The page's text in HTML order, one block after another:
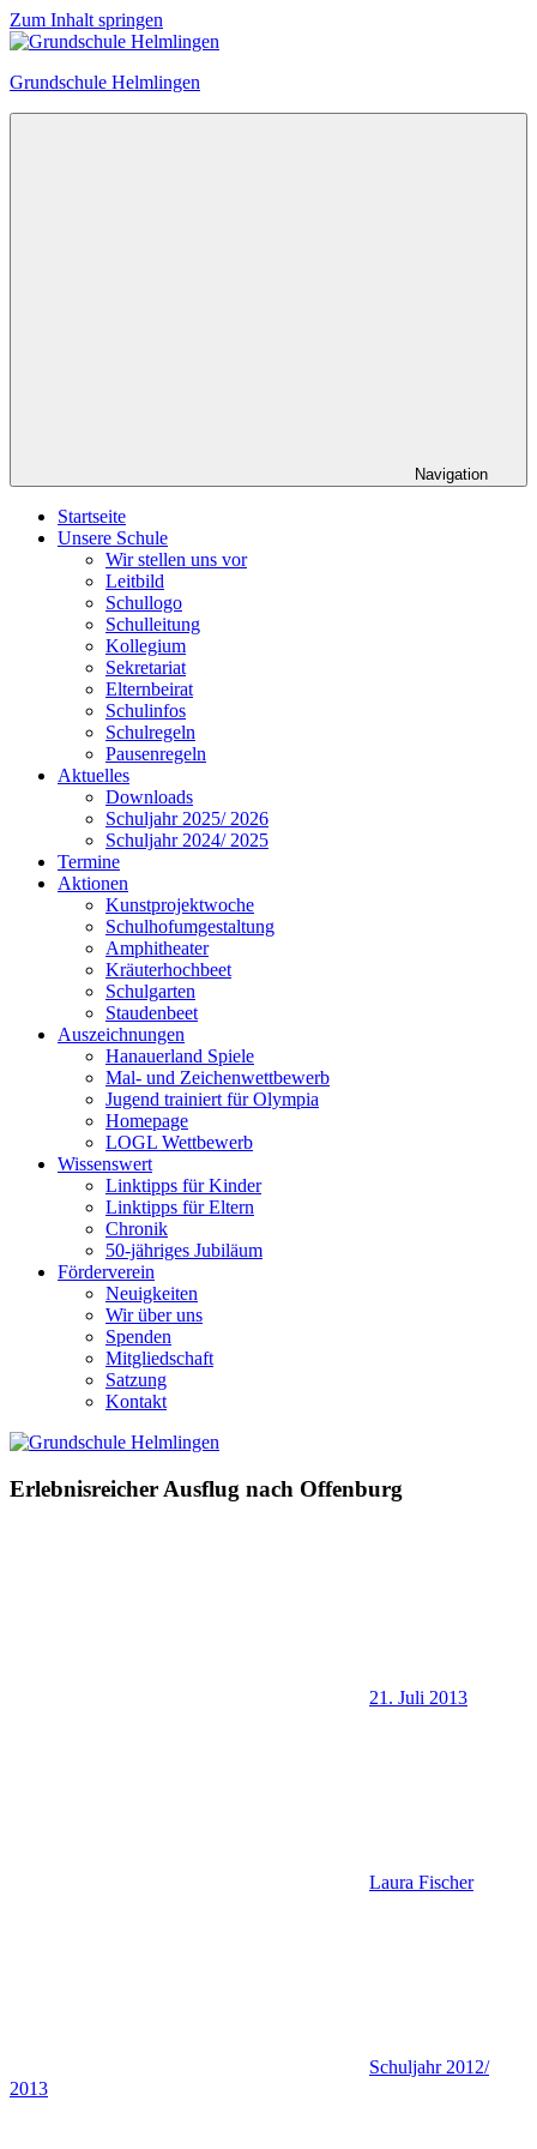
Zum Inhalt springen
Grundschule Helmlingen
Navigation
Startseite
Unsere Schule
Wir stellen uns vor
Leitbild
Schullogo
Schulleitung
Kollegium
Sekretariat
Elternbeirat
Schulinfos
Schulregeln
Pausenregeln
Aktuelles
Downloads
Schuljahr 2025/ 2026
Schuljahr 2024/ 2025
Termine
Aktionen
Kunstprojektwoche
Schulhofumgestaltung
Amphitheater
Kräuterhochbeet
Schulgarten
Staudenbeet
Auszeichnungen
Hanauerland Spiele
Mal- und Zeichenwettbewerb
Jugend trainiert für Olympia
Homepage
LOGL Wettbewerb
Wissenswert
Linktipps für Kinder
Linktipps für Eltern
Chronik
50-jähriges Jubiläum
Förderverein
Neuigkeiten
Wir über uns
Spenden
Mitgliedschaft
Satzung
Kontakt
Erlebnisreicher Ausflug nach Offenburg
21. Juli 2013
Laura Fischer
Schuljahr 2012/
2013